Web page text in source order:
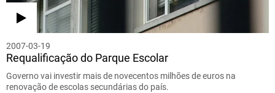
2007-03-19
Requalificação do Parque Escolar
Governo vai investir mais de novecentos milhões de euros na
renovação de escolas secundárias do país.